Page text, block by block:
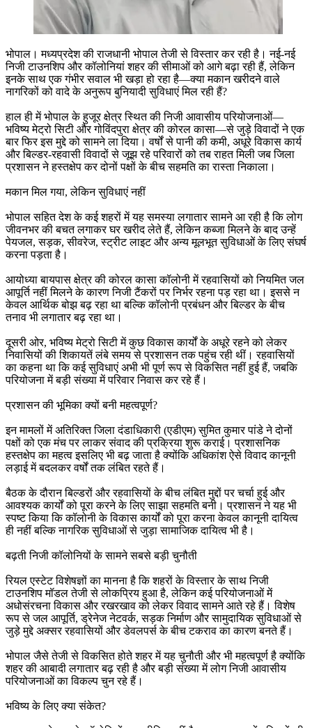
भोपाल। मध्यप्रदेश की राजधानी भोपाल तेजी से विस्तार कर रही है। नई-नई
निजी टाउनशिप और कॉलोनियां शहर की सीमाओं को आगे बढ़ा रही हैं, लेकिन
इनके साथ एक गंभीर सवाल भी खड़ा हो रहा है—क्या मकान खरीदने वाले
नागरिकों को वादे के अनुरूप बुनियादी सुविधाएं मिल रही हैं?
हाल ही में भोपाल के हुजूर क्षेत्र स्थित की निजी आवासीय परियोजनाओं—
भविष्य मेट्रो सिटी और गोविंदपुरा क्षेत्र की कोरल कासा—से जुड़े विवादों ने एक
बार फिर इस मुद्दे को सामने ला दिया। वर्षों से पानी की कमी, अधूरे विकास कार्य
और बिल्डर-रहवासी विवादों से जूझ रहे परिवारों को तब राहत मिली जब जिला
प्रशासन ने हस्तक्षेप कर दोनों पक्षों के बीच सहमति का रास्ता निकाला।
मकान मिल गया, लेकिन सुविधाएं नहीं
भोपाल सहित देश के कई शहरों में यह समस्या लगातार सामने आ रही है कि लोग
जीवनभर की बचत लगाकर घर खरीद लेते हैं, लेकिन कब्जा मिलने के बाद उन्हें
पेयजल, सड़क, सीवरेज, स्ट्रीट लाइट और अन्य मूलभूत सुविधाओं के लिए संघर्ष
करना पड़ता है।
आयोध्या बायपास क्षेत्र की कोरल कासा कॉलोनी में रहवासियों को नियमित जल
आपूर्ति नहीं मिलने के कारण निजी टैंकरों पर निर्भर रहना पड़ रहा था। इससे न
केवल आर्थिक बोझ बढ़ रहा था बल्कि कॉलोनी प्रबंधन और बिल्डर के बीच
तनाव भी लगातार बढ़ रहा था।
दूसरी ओर, भविष्य मेट्रो सिटी में कुछ विकास कार्यों के अधूरे रहने को लेकर
निवासियों की शिकायतें लंबे समय से प्रशासन तक पहुंच रही थीं। रहवासियों
का कहना था कि कई सुविधाएं अभी भी पूर्ण रूप से विकसित नहीं हुई हैं, जबकि
परियोजना में बड़ी संख्या में परिवार निवास कर रहे हैं।
प्रशासन की भूमिका क्यों बनी महत्वपूर्ण?
इन मामलों में अतिरिक्त जिला दंडाधिकारी (एडीएम) सुमित कुमार पांडे ने दोनों
पक्षों को एक मंच पर लाकर संवाद की प्रक्रिया शुरू कराई। प्रशासनिक
हस्तक्षेप का महत्व इसलिए भी बढ़ जाता है क्योंकि अधिकांश ऐसे विवाद कानूनी
लड़ाई में बदलकर वर्षों तक लंबित रहते हैं।
बैठक के दौरान बिल्डरों और रहवासियों के बीच लंबित मुद्दों पर चर्चा हुई और
आवश्यक कार्यों को पूरा करने के लिए साझा सहमति बनी। प्रशासन ने यह भी
स्पष्ट किया कि कॉलोनी के विकास कार्यों को पूरा करना केवल कानूनी दायित्व
ही नहीं बल्कि नागरिक सुविधाओं से जुड़ा सामाजिक दायित्व भी है।
बढ़ती निजी कॉलोनियों के सामने सबसे बड़ी चुनौती
रियल एस्टेट विशेषज्ञों का मानना है कि शहरों के विस्तार के साथ निजी
टाउनशिप मॉडल तेजी से लोकप्रिय हुआ है, लेकिन कई परियोजनाओं में
अधोसंरचना विकास और रखरखाव को लेकर विवाद सामने आते रहे हैं। विशेष
रूप से जल आपूर्ति, ड्रेनेज नेटवर्क, सड़क निर्माण और सामुदायिक सुविधाओं से
जुड़े मुद्दे अक्सर रहवासियों और डेवलपर्स के बीच टकराव का कारण बनते हैं।
भोपाल जैसे तेजी से विकसित होते शहर में यह चुनौती और भी महत्वपूर्ण है क्योंकि
शहर की आबादी लगातार बढ़ रही है और बड़ी संख्या में लोग निजी आवासीय
परियोजनाओं का विकल्प चुन रहे हैं।
भविष्य के लिए क्या संकेत?